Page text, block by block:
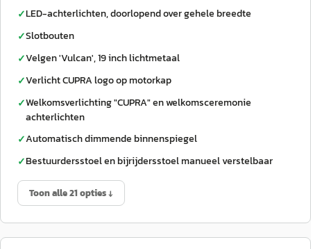
✓LED-achterlichten, doorlopend over gehele breedte
✓Slotbouten
✓Velgen 'Vulcan', 19 inch lichtmetaal
✓Verlicht CUPRA logo op motorkap
✓Welkomsverlichting "CUPRA" en welkomsceremonie
achterlichten
✓Automatisch dimmende binnenspiegel
✓Bestuurdersstoel en bijrijdersstoel manueel verstelbaar
Toon alle 21 opties ↓